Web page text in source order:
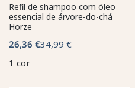
Refil de shampoo com óleo
essencial de árvore-do-chá
Horze
26,36 €34,99 €
1 cor